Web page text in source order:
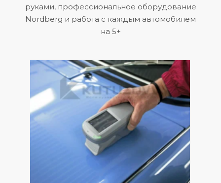
руками, профессиональное оборудование
Nordberg и работа с каждым автомобилем
на 5+